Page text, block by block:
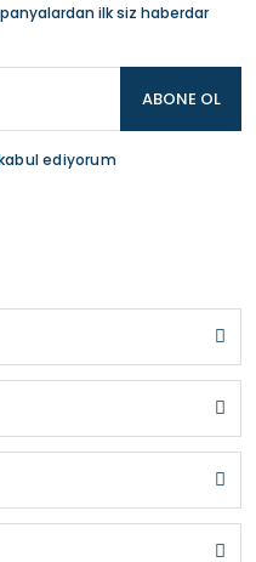
ilk siz haberdar
ABONE OL
ediyorum